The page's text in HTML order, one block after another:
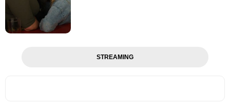
STREAMING